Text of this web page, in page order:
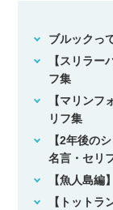
ブルックっ
【スリラー
フ集
【マリンフ
リフ集
【2年後の
名言・セリ
【魚人島編
【トットラ